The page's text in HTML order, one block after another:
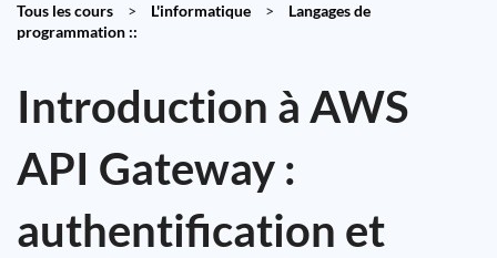
Tous les cours > L'informatique >
Langages de
programmation ::
Introduction à AWS
API Gateway :
authentification et